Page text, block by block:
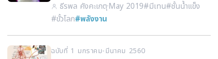
ธีรพล คังคะเกตุ·May 2019#มีเทน#ชั้นน้ำแข็ง
#ขั้วโลก#พลังงาน
ฉบับที่ 1 มกราคม-มีนาคม 2560